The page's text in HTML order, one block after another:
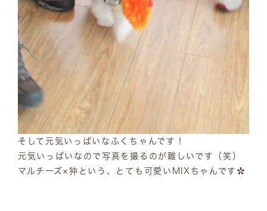
そして元気いっぱいなふくちゃんです！
元気いっぱいなので写真を撮るのが難しいです（笑）
マルチーズ×狆という、とても可愛いMIXちゃんです✿